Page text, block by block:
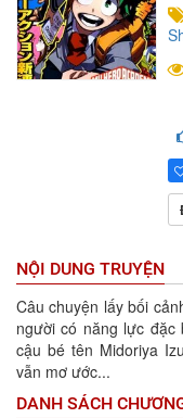
NỘI DUNG TRUYỆN
Câu chuyện lấy bối
người có năng lực
cậu bé tên Midoriya
vẫn mơ ước...
DANH SÁCH